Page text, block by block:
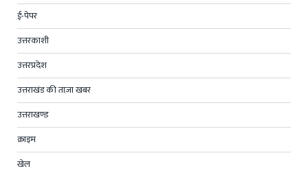
ई-पेपर
उत्तरकाशी
उत्तरप्रदेश
उत्तराखंड की ताज़ा खबर
उत्तराखण्ड
क्राइम
खेल